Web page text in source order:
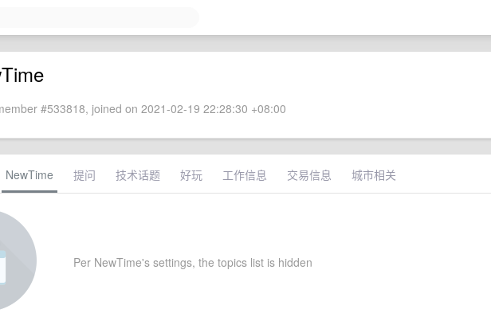
#533818, joined on 2021-02-19 22:28:30 +08:00
NewTime 提问 技术话题 好玩 工作信息 交易信息 城市相关
Per NewTime's settings, the topics list is hidden